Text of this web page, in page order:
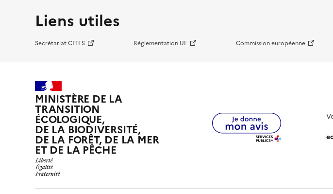
Liens utiles
Secrétariat CITES Réglementation UE Commission européenne
MINISTÈRE DE LA
TRANSITION
ÉCOLOGIQUE,
DE LA BIODIVERSITÉ,
DE LA FORÊT, DE LA MER
ET DE LA PÊCHE